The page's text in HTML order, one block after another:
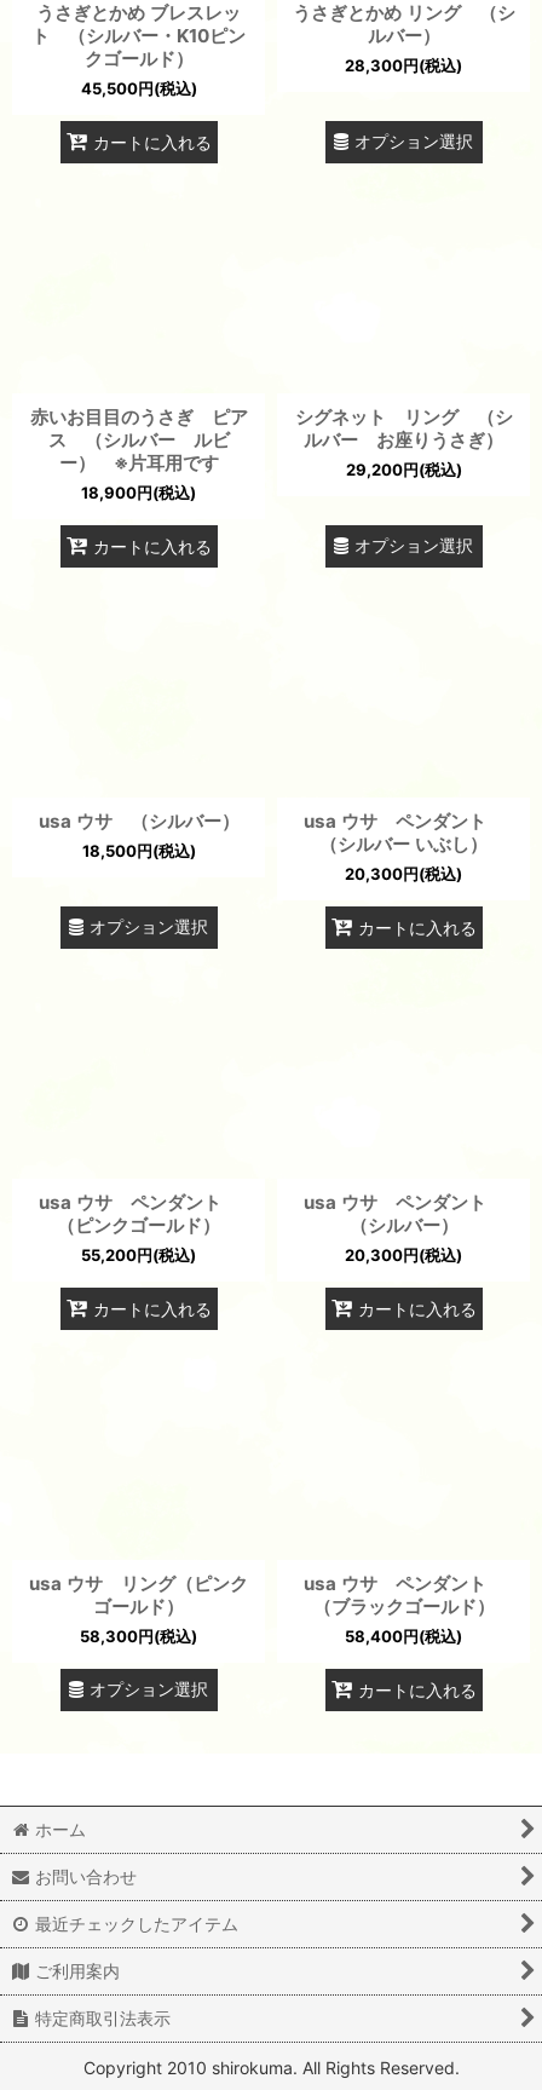
うさぎとかめ ブレスレッ
ト （シルバー・K10ピン
クゴールド）
45,500円(税込)
カートに入れる
うさぎとかめ リング （シ
ルバー）
28,300円(税込)
オプション選択
赤いお目目のうさぎ ピア
ス （シルバー ルビ
ー） ※片耳用です
18,900円(税込)
カートに入れる
シグネット リング （シ
ルバー お座りうさぎ）
29,200円(税込)
オプション選択
usa ウサ （シルバー）
18,500円(税込)
オプション選択
usa ウサ ペンダント
（シルバー いぶし）
20,300円(税込)
カートに入れる
usa ウサ ペンダント
（ピンクゴールド）
55,200円(税込)
カートに入れる
usa ウサ ペンダント
（シルバー）
20,300円(税込)
カートに入れる
usa ウサ リング（ピンク
ゴールド）
58,300円(税込)
オプション選択
usa ウサ ペンダント
（ブラックゴールド）
58,400円(税込)
カートに入れる
ホーム
お問い合わせ
最近チェックしたアイテム
ご利用案内
特定商取引法表示
Copyright 2010 shirokuma. All Rights Reserved.